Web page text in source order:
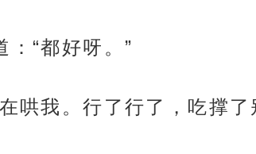
“都好呀。”
哄我。行了行了，吃撑